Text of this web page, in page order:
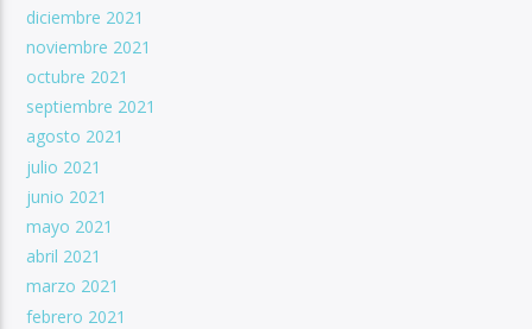
diciembre 2021
noviembre 2021
octubre 2021
septiembre 2021
agosto 2021
julio 2021
junio 2021
mayo 2021
abril 2021
marzo 2021
febrero 2021